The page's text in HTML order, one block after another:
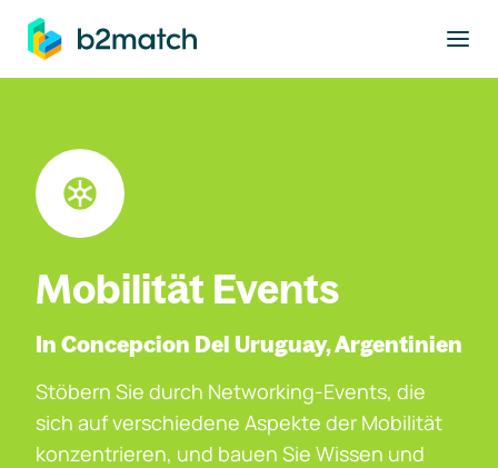
springen
Mobilität Events
In Concepcion Del Uruguay, Argentinien
Stöbern Sie durch Networking-Events, die
sich auf verschiedene Aspekte der Mobilität
konzentrieren, und bauen Sie Wissen und